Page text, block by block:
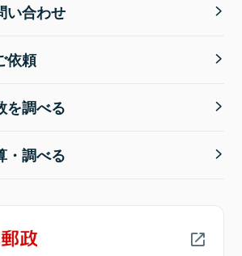
い合わせ
依頼
を調べる
・調べる